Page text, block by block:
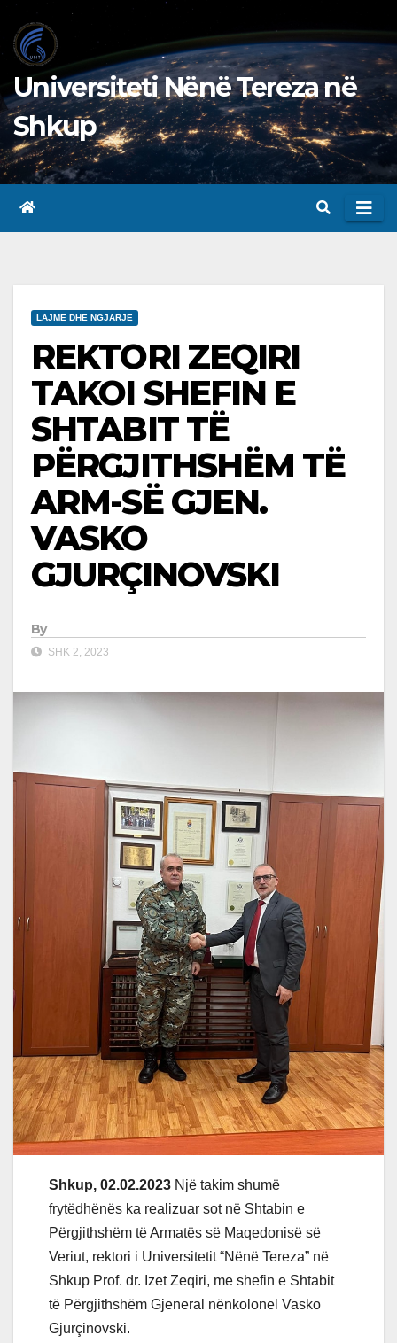
to
content
Universiteti Nënë Tereza në
Shkup
LAJME DHE NGJARJE
REKTORI ZEQIRI
TAKOI SHEFIN E
SHTABIT TË
PËRGJITHSHËM TË
ARM-SË GJEN.
VASKO
GJURÇINOVSKI
By
SHK 2, 2023
Shkup, 02.02.2023 Një takim shumë
frytëdhënës ka realizuar sot në Shtabin e
Përgjithshëm të Armatës së Maqedonisë së
Veriut, rektori i Universitetit “Nënë Tereza” në
Shkup Prof. dr. Izet Zeqiri, me shefin e Shtabit
të Përgjithshëm Gjeneral nënkolonel Vasko
Gjurçinovski.